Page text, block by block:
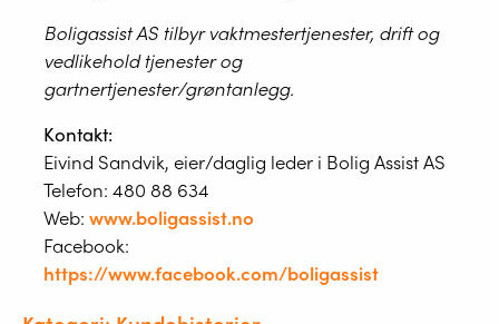
Boligassist AS tilbyr vaktmestertjenester, drift og
vedlikehold tjenester og
gartnertjenester/grøntanlegg.
Kontakt:
Eivind Sandvik, eier/daglig leder i Bolig Assist AS
Telefon: 480 88 634
Web: www.boligassist.no
Facebook:
https://www.facebook.com/boligassist